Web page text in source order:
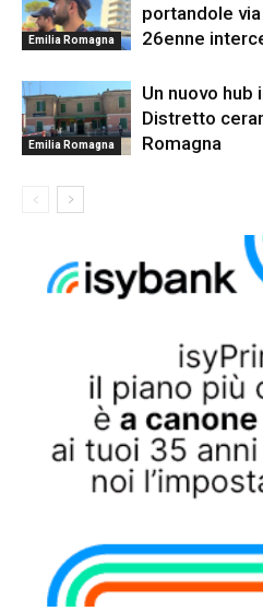
Emilia Romagna
portandole
26enne
Emilia Romagna
Un nuovo
Distretto
Romagna